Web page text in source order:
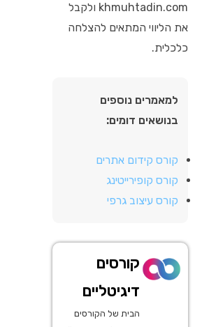
khmuhtadin.com ולקבל
את הליווי המתאים להצלחה
כלכלית.
למאמרים נוספים
בנושאים דומים:
קורס קידום אתרים
קורס קופירייטינג
קורס עיצוב גרפי
קורסים
דיגיטליים
הבית של הקורסים